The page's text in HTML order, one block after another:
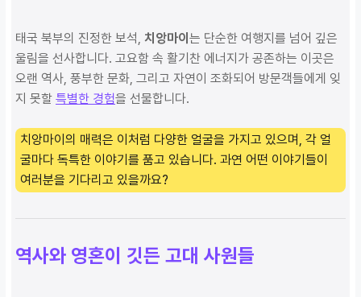
태국 북부의 진정한 보석, 치앙마이 는 단순한 여행지를 넘어 깊은
울림을 선사합니다. 고요함 속 활기찬 에너지가 공존하는 이곳은
오랜 역사, 풍부한 문화, 그리고 자연이 조화되어 방문객들에게 잊
지 못할 특별한 경험을 선물합니다.
치앙마이의 매력은 이처럼 다양한 얼굴을 가지고 있으며, 각 얼
굴마다 독특한 이야기를 품고 있습니다. 과연 어떤 이야기들이
여러분을 기다리고 있을까요?
역사와 영혼이 깃든 고대 사원들